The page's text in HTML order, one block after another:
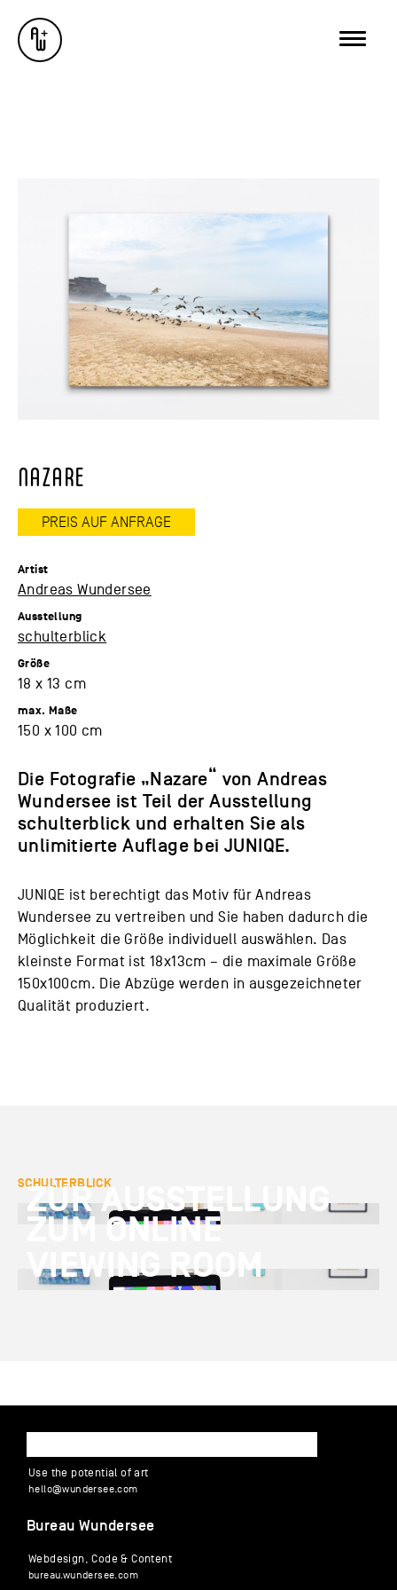
WUNDERSEE.COM
NAZARE
PREIS AUF ANFRAGE
Artist
Andreas Wundersee
Ausstellung
schulterblick
Größe
18 x 13 cm
max. Maße
150 x 100 cm
Die Fotografie „Nazare“ von Andreas
Wundersee ist Teil der Ausstellung
schulterblick und erhalten Sie als
unlimitierte Auflage bei JUNIQE.
JUNIQE ist berechtigt das Motiv für Andreas
Wundersee zu vertreiben und Sie haben dadurch die
Möglichkeit die Größe individuell auswählen. Das
kleinste Format ist 18x13cm – die maximale Größe
150x100cm. Die Abzüge werden in ausgezeichneter
Qualität produziert.
SCHULTERBLICK
ZUR AUSSTELLUNG
ZUM ONLINE
VIEWING ROOM
Use the potential of art
hello@wundersee.com
Bureau Wundersee
Webdesign, Code & Content
bureau.wundersee.com